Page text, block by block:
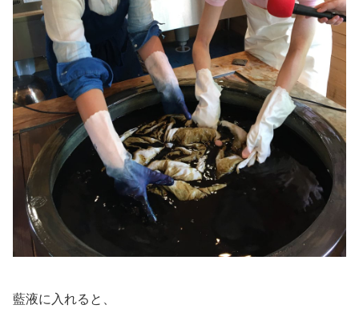
藍液に入れると、